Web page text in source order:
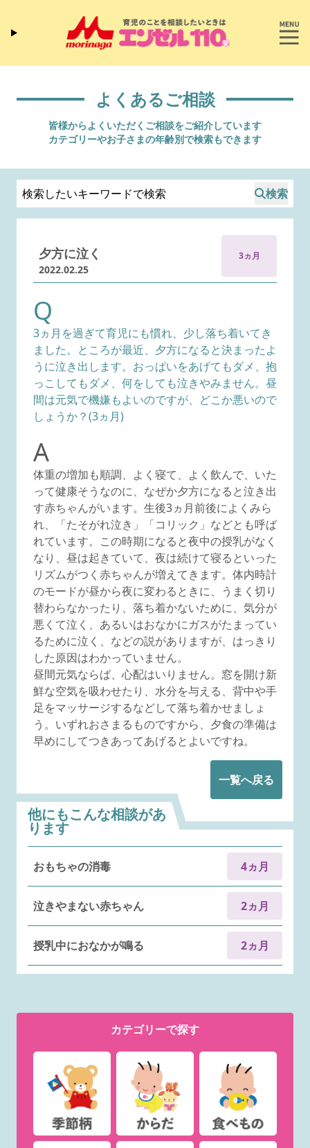
よくあるご相談
皆様からよくいただくご相談をご紹介しています
カテゴリーやお子さまの年齢別で検索もできます
カテゴリーで探す
検索
夕方に泣く
2022.02.25
3ヵ月
Q
3ヵ月を過ぎて育児にも慣れ、少し落ち着いてき
ました。ところが最近、夕方になると決まったよ
うに泣き出します。おっぱいをあげてもダメ、抱
っこしてもダメ、何をしても泣きやみません。昼
間は元気で機嫌もよいのですが、どこか悪いので
しょうか？(3ヵ月)
A
体重の増加も順調、よく寝て、よく飲んで、いた
って健康そうなのに、なぜか夕方になると泣き出
す赤ちゃんがいます。生後3ヵ月前後によくみら
れ、「たそがれ泣き」「コリック」などとも呼ば
れています。この時期になると夜中の授乳がなく
なり、昼は起きていて、夜は続けて寝るといった
リズムがつく赤ちゃんが増えてきます。体内時計
のモードが昼から夜に変わるときに、うまく切り
替わらなかったり、落ち着かないために、気分が
悪くて泣く、あるいはおなかにガスがたまってい
るために泣く、などの説がありますが、はっきり
した原因はわかっていません。
昼間元気ならば、心配はいりません。窓を開け新
鮮な空気を吸わせたり、水分を与える、背中や手
足をマッサージするなどして落ち着かせましょ
う。いずれおさまるものですから、夕食の準備は
早めにしてつきあってあげるとよいですね。
一覧へ戻る
他にもこんな相談があ
ります
おもちゃの消毒 4ヵ月
泣きやまない赤ちゃん 2ヵ月
授乳中におなかが鳴る 2ヵ月